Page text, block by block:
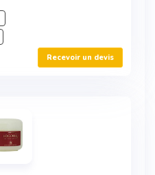
Recevoir un devis